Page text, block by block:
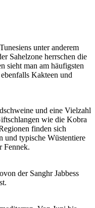
unter anderem
Sahelzone herrschen die
sieht man am häufigsten
Kakteen und
und eine Vielzahl
wie die Kobra
finden sich
und typische Wüstentiere
Fennek.
der Sanghr Jabbess